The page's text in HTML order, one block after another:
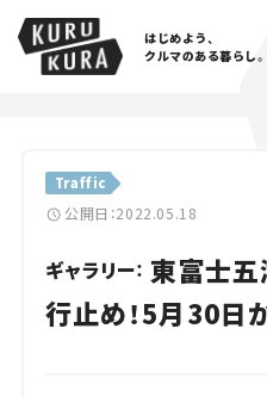
はじめよう、
クルマのある暮らし。
Traffic
公開日：2022.05.18
ギャラリー： 東富士
行止め！5月30日
Cars
Lifestyle
Traffic